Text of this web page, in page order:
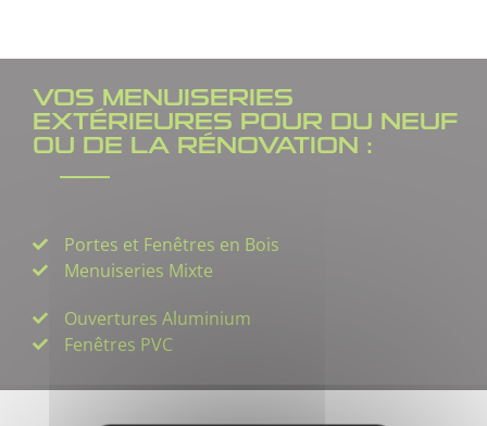
VOS MENUISERIES
EXTÉRIEURES POUR DU NEUF
OU DE LA RÉNOVATION :
Portes et Fenêtres en Bois
Menuiseries Mixte
Ouvertures Aluminium
Fenêtres PVC